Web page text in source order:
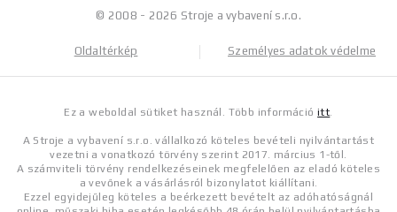
© 2008 - 2026 Stroje a vybavení s.r.o.
Oldaltérkép Személyes adatok védelme
Ez a weboldal sütiket használ. Több információitt.
A Stroje a vybavení s.r.o. vállalkozó köteles bevételi nyilvántartást
vezetni a vonatkozó törvény szerint 2017. március 1-től.
A számviteli törvény rendelkezéseinek megfelelően az eladó köteles
a vevőnek a vásárlásról bizonylatot kiállítani.
Ezzel egyidejűleg köteles a beérkezett bevételt az adóhatóságnál